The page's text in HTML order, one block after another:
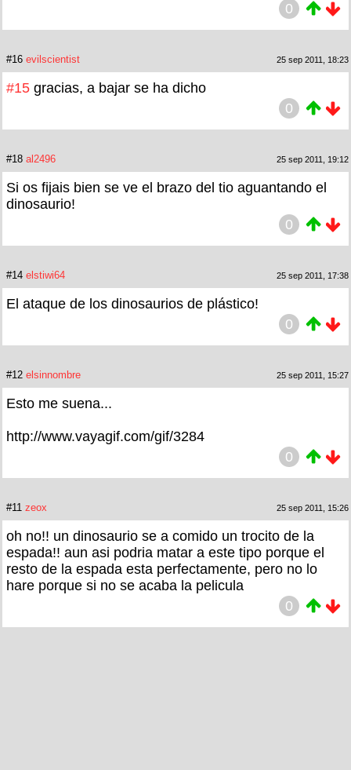
0
#16 evilscientist 25 sep 2011, 18:23
#15 gracias, a bajar se ha dicho
0
#18 al2496 25 sep 2011, 19:12
Si os fijais bien se ve el brazo del tio aguantando el
dinosaurio!
0
#14 elstiwi64 25 sep 2011, 17:38
El ataque de los dinosaurios de plástico!
0
#12 elsinnombre 25 sep 2011, 15:27
Esto me suena...
http://www.vayagif.com/gif/3284
0
#11 zeox 25 sep 2011, 15:26
oh no!! un dinosaurio se a comido un trocito de la
espada!! aun asi podria matar a este tipo porque el
resto de la espada esta perfectamente, pero no lo
hare porque si no se acaba la pelicula
0